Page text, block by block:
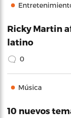
Ricky Martin
latino
0
Música
10 nuevos